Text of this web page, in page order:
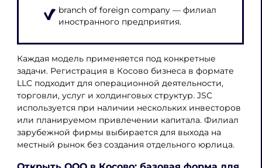
branch of foreign company — филиал
иностранного предприятия.
Каждая модель применяется под конкретные
задачи. Регистрация в Косово бизнеса в формате
LLC подходит для операционной деятельности,
торговли, услуг и холдинговых структур. JSC
используется при наличии нескольких инвесторов
или планируемом привлечении капитала. Филиал
зарубежной фирмы выбирается для выхода на
местный рынок без создания отдельного юрлица.